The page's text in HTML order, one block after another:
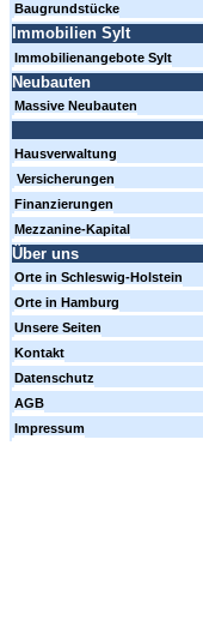
Baugrundstücke
Immobilien Sylt
Immobilienangebote Sylt
Neubauten
Massive Neubauten
Hausverwaltung
Versicherungen
Finanzierungen
Mezzanine-Kapital
Über uns
Orte in Schleswig-Holstein
Orte in Hamburg
Unsere Seiten
Kontakt
Datenschutz
AGB
Impressum